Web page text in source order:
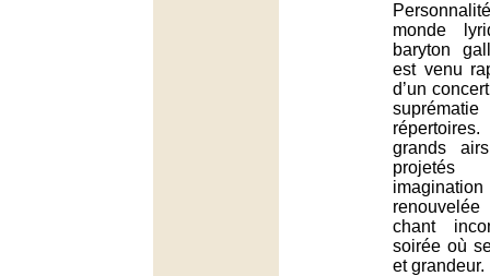
monde
baryton
est venu
d’un
grands
chant
soirée où
et grandeur.